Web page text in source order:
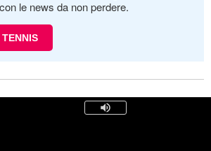
le news da non perdere.
TENNIS